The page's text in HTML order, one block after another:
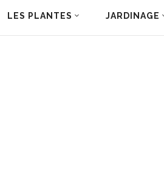
LES PLANTES JARDINAGE